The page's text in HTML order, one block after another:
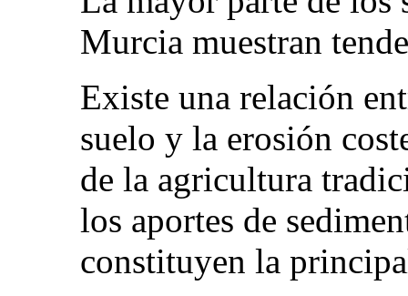
Murcia muestran
Existe una relación
suelo y la erosión
de la agricultura
los aportes de
constituyen la